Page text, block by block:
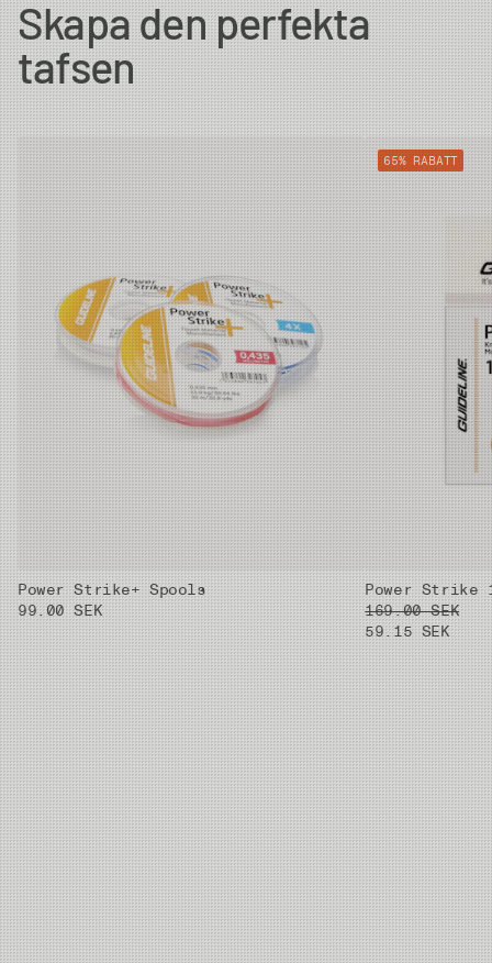
0X 0.64mm 0.285mm 5.6kg
1X 0.64mm 0.26mm 4.9kg
4kg
3.3kg
0.61mm 0.185mm
0.59mm 0.148mm 1.8kg
Skapa den perfekta
tafsen
Power Strike+ Spools
99.00 SEK
65% RABATT
Power Strike
169.00 SEK
59.15 SEK